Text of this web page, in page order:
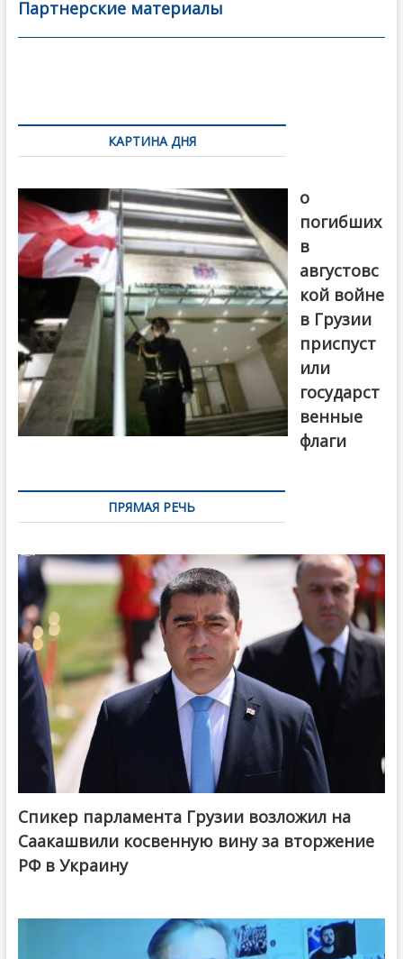
b
o
er l
а
в
Партнерские материалы
по
записямКАРТИНА ДНЯ
о
погибших
в
августовс
кой войне
в Грузии
приспуст
или
государст
венные
флаги
ПРЯМАЯ РЕЧЬ
Спикер парламента Грузии возложил на
Саакашвили косвенную вину за вторжение
РФ в Украину